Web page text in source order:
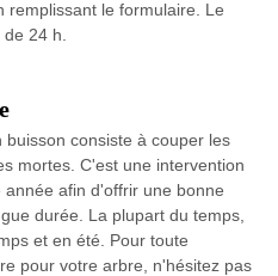
remplissant le formulaire. Le
24 h.
consiste à couper les
mortes. C'est une intervention
afin d'offrir une bonne
durée. La plupart du temps,
et en été. Pour toute
pour votre arbre, n'hésitez pas